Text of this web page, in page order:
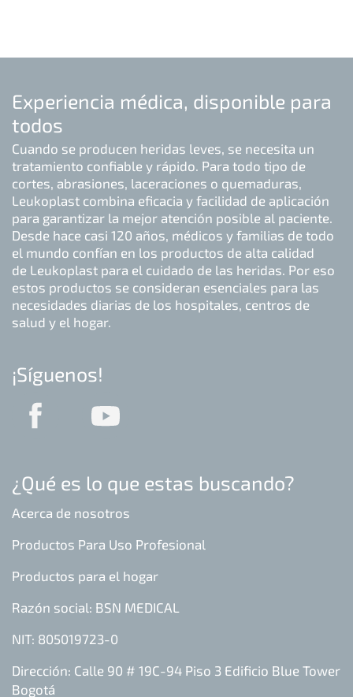
Experiencia médica, disponible para
todos
Cuando se producen heridas leves, se necesita un
tratamiento confiable y rápido. Para todo tipo de
cortes, abrasiones, laceraciones o quemaduras,
Leukoplast combina eficacia y facilidad de aplicación
para garantizar la mejor atención posible al paciente.
Desde hace casi 120 años, médicos y familias de todo
el mundo confían en los productos de alta calidad
de Leukoplast para el cuidado de las heridas. Por eso
estos productos se consideran esenciales para las
necesidades diarias de los hospitales, centros de
salud y el hogar.
¡Síguenos!
¿Qué es lo que estas buscando?
Acerca de nosotros
Productos Para Uso Profesional
Productos para el hogar
Razón social: BSN MEDICAL
NIT: 805019723-0
Dirección: Calle 90 # 19C-94 Piso 3 Edificio Blue Tower
Bogotá